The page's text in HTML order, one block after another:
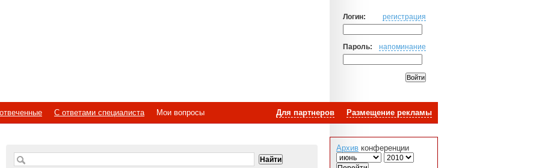
Логин: регистрация
Пароль: напоминание
Размещение рекламы
Для партнеров
С ответами специалиста
Мои вопросы
Архив конференции